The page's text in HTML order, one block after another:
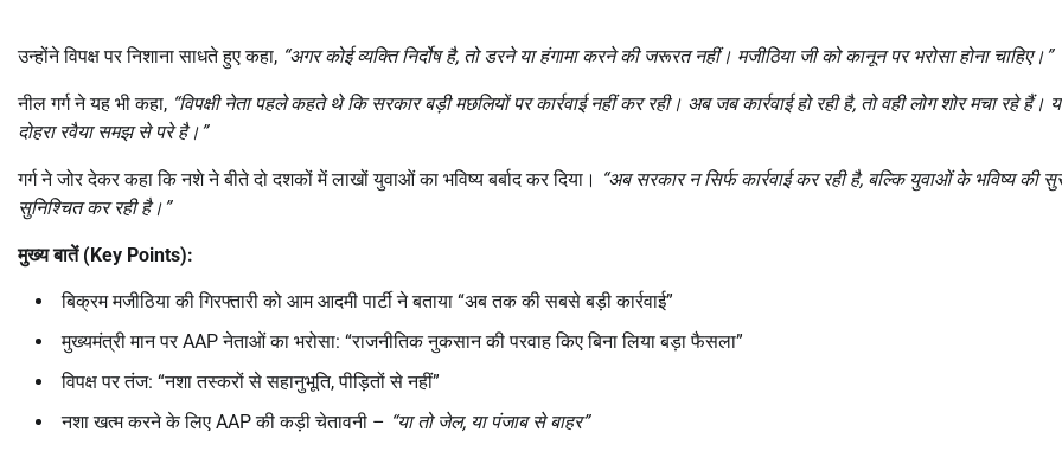
उन्होंने विपक्ष पर निशाना साधते हुए कहा, “अगर कोई व्यक्ति निर्दोष है, तो डरने या हंगामा करने की जरूरत नहीं। मजीठिया जी को कानून पर भरोसा होना चाहिए।”
नील गर्ग ने यह भी कहा, “विपक्षी नेता पहले कहते थे कि सरकार बड़ी मछलियों पर कार्रवाई नहीं कर रही। अब जब कार्रवाई हो रही है, तो वही लोग शोर मचा रहे हैं।
दोहरा रवैया समझ से परे है।”
गर्ग ने जोर देकर कहा कि नशे ने बीते दो दशकों में लाखों युवाओं का भविष्य बर्बाद कर दिया। “अब सरकार न सिर्फ कार्रवाई कर रही है, बल्कि युवाओं के भविष्य की
सुनिश्चित कर रही है।”
मुख्य बातें (Key Points):
बिक्रम मजीठिया की गिरफ्तारी को आम आदमी पार्टी ने बताया “अब तक की सबसे बड़ी कार्रवाई”
मुख्यमंत्री मान पर AAP नेताओं का भरोसा: “राजनीतिक नुकसान की परवाह किए बिना लिया बड़ा फैसला”
विपक्ष पर तंज: “नशा तस्करों से सहानुभूति, पीड़ितों से नहीं”
नशा खत्म करने के लिए AAP की कड़ी चेतावनी – “या तो जेल, या पंजाब से बाहर”